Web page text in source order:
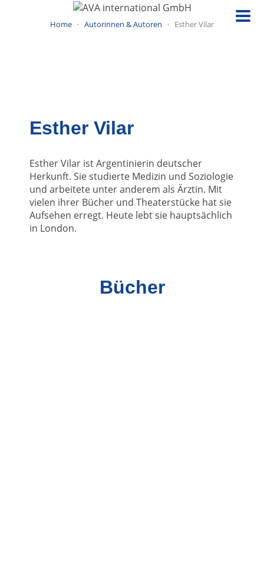
Home Autorinnen & Autoren Esther Vilar
Esther Vilar
Esther Vilar ist Argentinierin deutscher
Herkunft. Sie studierte Medizin und Soziologie
und arbeitete unter anderem als Ärztin. Mit
vielen ihrer Bücher und Theaterstücke hat sie
Aufsehen erregt. Heute lebt sie hauptsächlich
in London.
Bücher